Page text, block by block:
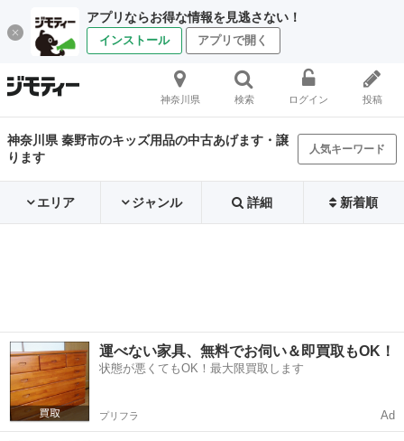
アプリならお得な情報を見逃さない！
インストール アプリで開く
神奈川県 検索 ログイン 投稿
神奈川県 秦野市のキッズ用品の中古あげます・譲
ります
人気キーワード
エリア ジャンル 詳細 新着順
運べない家具、無料でお伺い＆即買取もOK！
状態が悪くてもOK！最大限買取します
プリフラ Ad